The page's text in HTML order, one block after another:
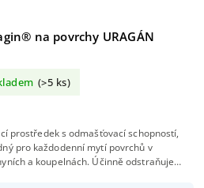
na povrchy URAGÁN
(>5 ks)
prostředek s odmašťovací schopností,
pro každodenní mytí povrchů v
a koupelnách. Účinně odstraňuje